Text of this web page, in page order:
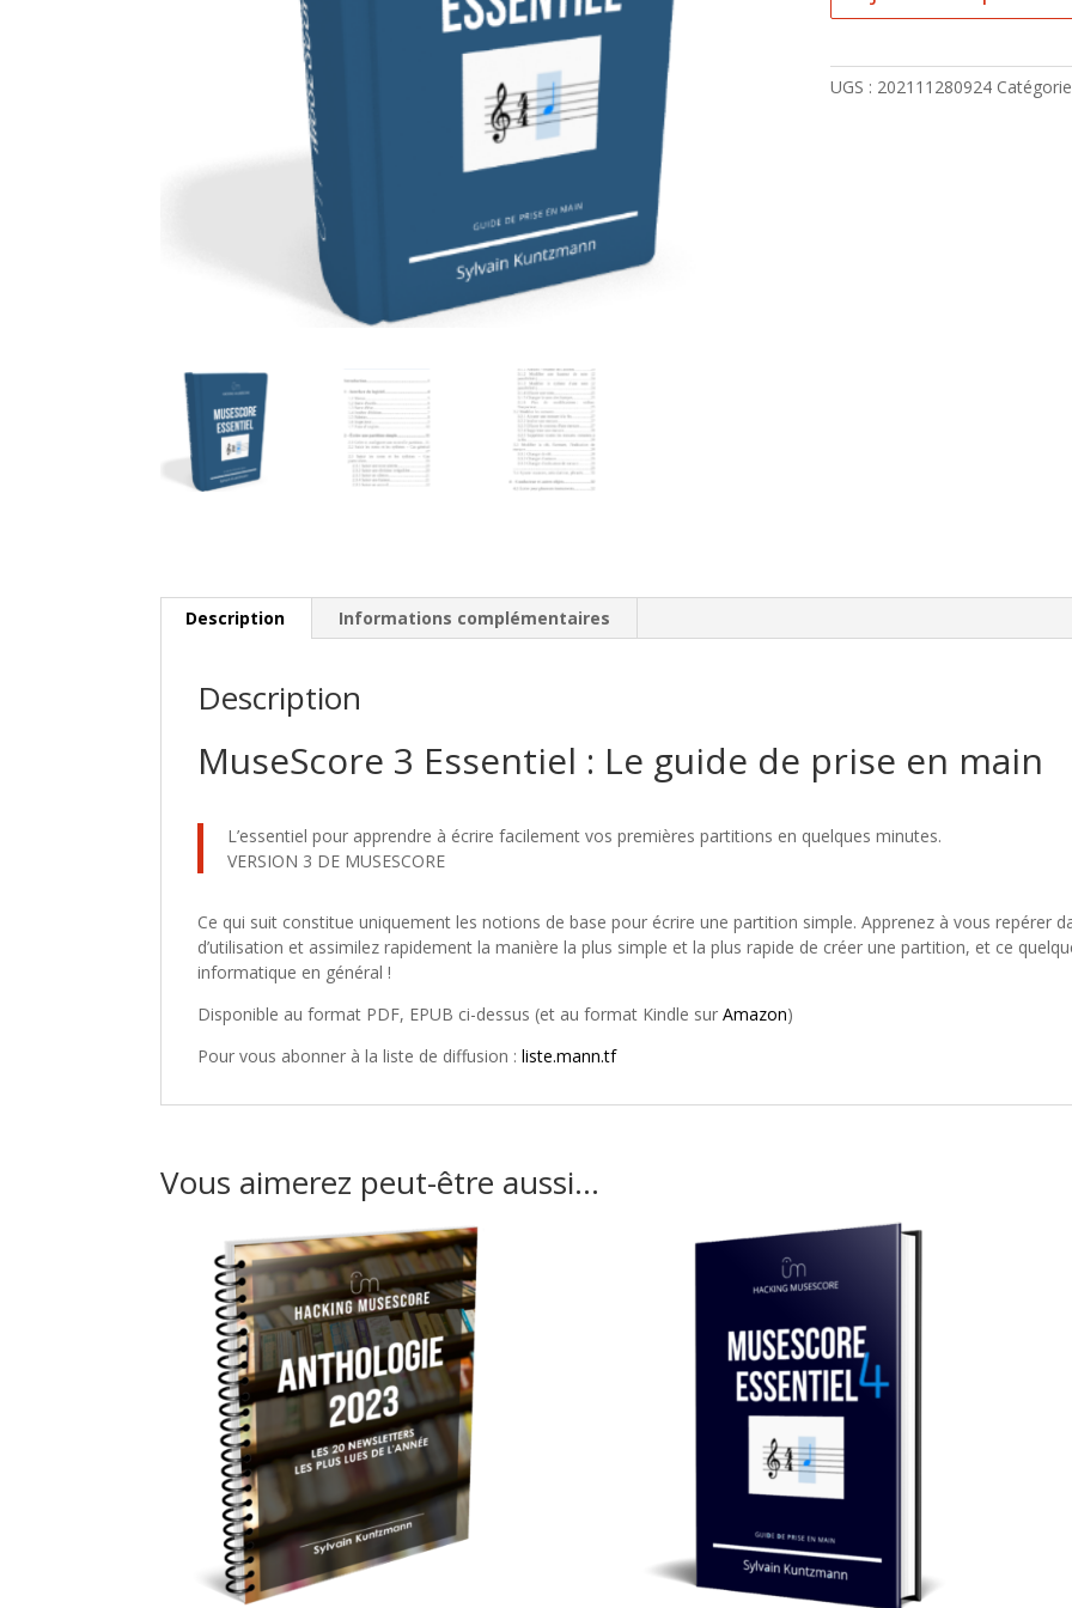
MuseScore
Essentiel
UGS : 202111280924
Description Informations complémentaires
Description
MuseScore 3 Essentiel : Le guide de prise en main
L’essentiel pour apprendre à écrire facilement vos premières partitions en quelques minutes.
VERSION 3 DE MUSESCORE
Ce qui suit constitue uniquement les notions de base pour écrire une partition simple. Apprenez à vous repérer
d’utilisation et assimilez rapidement la manière la plus simple et la plus rapide de créer une partition, et ce
informatique en général !
Disponible au format PDF, EPUB ci-dessus (et au format Kindle surAmazon)
Pour vous abonner à la liste de diffusion :liste.mann.tf
Vous aimerez peut-être aussi…